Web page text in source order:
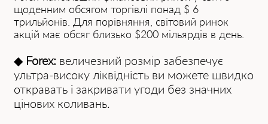
щоденним обсягом торгівлі понад $ 6
трильйонів. Для порівняння, світовий ринок
акцій має обсяг близько $200 мільярдів в день.
◆ Forex: величезний розмір забезпечує
ультра-високу ліквідність ви можете швидко
откравать і закривати угоди без значних
цінових коливань.